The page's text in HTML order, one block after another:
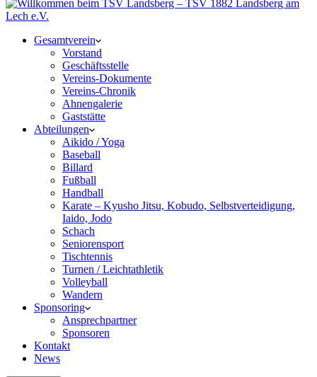
Gesamtverein
Vorstand
Geschäftsstelle
Vereins-Dokumente
Vereins-Chronik
Ahnengalerie
Gaststätte
Abteilungen
Aikido / Yoga
Baseball
Billard
Fußball
Handball
Karate – Kyusho Jitsu, Kobudo, Selbstverteidigung,
Iaido, Jodo
Schach
Seniorensport
Tischtennis
Turnen / Leichtathletik
Volleyball
Wandern
Sponsoring
Ansprechpartner
Sponsoren
Kontakt
News